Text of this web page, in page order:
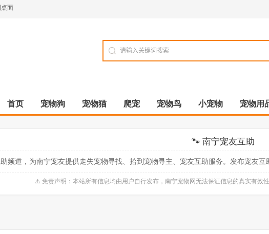
面
首页 宠物狗 宠物猫 爬宠 宠物鸟 小宠物 宠物用
🐾 南宁宠友互助
频道，为南宁宠友提供走失宠物寻找、拾到宠物寻主、宠友互助服务。发布宠友
⚠️ 免责声明：本站所有信息均由用户自行发布，南宁宠物网无法保证信息的真实有效